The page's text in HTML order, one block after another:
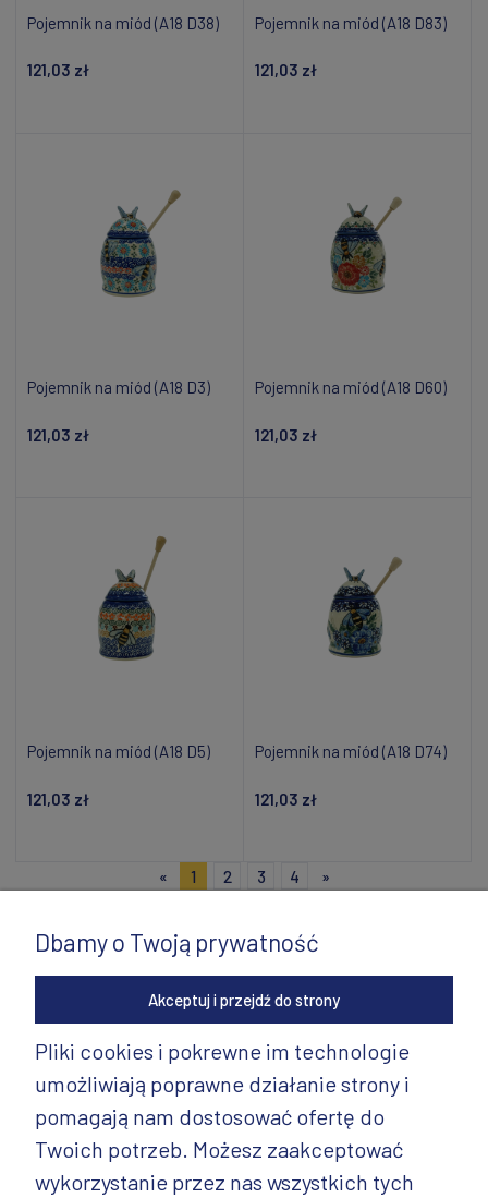
Pojemnik na miód (A18 D38)
121,03 zł
Pojemnik na miód (A18 D83)
121,03 zł
Pojemnik na miód (A18 D3)
121,03 zł
Pojemnik na miód (A18 D60)
121,03 zł
Pojemnik na miód (A18 D5)
121,03 zł
Pojemnik na miód (A18 D74)
121,03 zł
«
1 2 3 4 »
INFORMACJE
PRODUKTY CD.
Dbamy o Twoją prywatność
Akceptuj i przejdź do strony
Pliki cookies i pokrewne im technologie
umożliwiają poprawne działanie strony i
pomagają nam dostosować ofertę do
Twoich potrzeb. Możesz zaakceptować
wykorzystanie przez nas wszystkich tych